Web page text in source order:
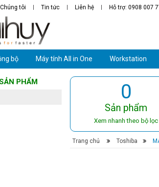
Chúng tôi Tin tức Liên hệ Hỗ trợ: 0908 007
bộ Máy tính All in One Workstation
0
Sản phẩm
Xem nhanh theo bộ lọc
Trang chủ › Toshiba ›
PHẨM